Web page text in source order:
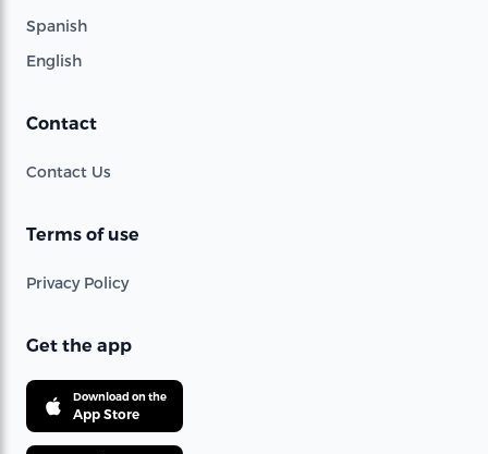
Spanish
English
Contact
Contact Us
Terms of use
Privacy Policy
Get the app
Download on the
App Store